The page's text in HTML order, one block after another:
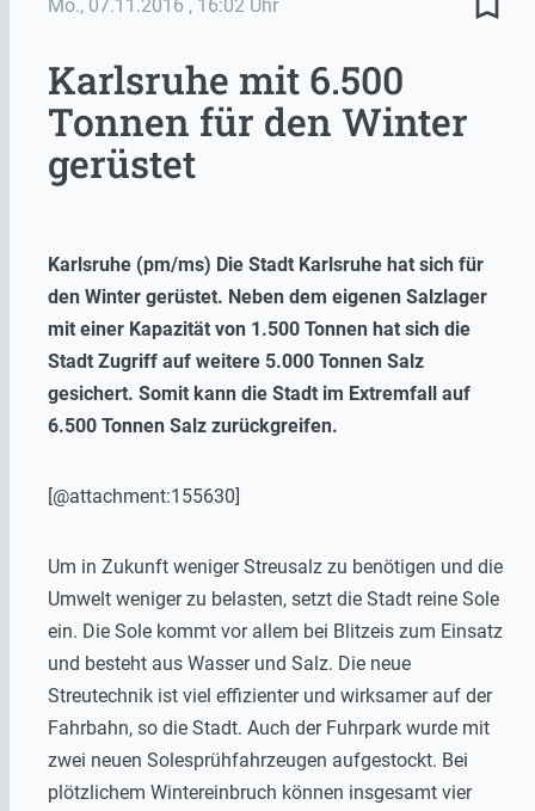
Mo., 07.11.2016 , 16:02 Uhr
Karlsruhe mit 6.500
Tonnen für den Winter
gerüstet
Karlsruhe (pm/ms) Die Stadt Karlsruhe hat sich für
den Winter gerüstet. Neben dem eigenen Salzlager
mit einer Kapazität von 1.500 Tonnen hat sich die
Stadt Zugriff auf weitere 5.000 Tonnen Salz
gesichert. Somit kann die Stadt im Extremfall auf
6.500 Tonnen Salz zurückgreifen.
[@attachment:155630]
Um in Zukunft weniger Streusalz zu benötigen und die
Umwelt weniger zu belasten, setzt die Stadt reine Sole
ein. Die Sole kommt vor allem bei Blitzeis zum Einsatz
und besteht aus Wasser und Salz. Die neue
Streutechnik ist viel effizienter und wirksamer auf der
Fahrbahn, so die Stadt. Auch der Fuhrpark wurde mit
zwei neuen Solesprühfahrzeugen aufgestockt. Bei
plötzlichem Wintereinbruch können insgesamt vier